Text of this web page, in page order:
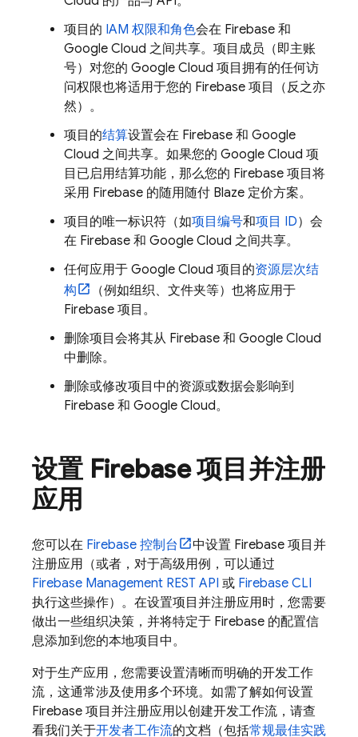
项目的 IAM 权限和角色会在 Firebase 和
Google Cloud 之间共享。项目成员（即主账
号）对您的 Google Cloud 项目拥有的任何访
问权限也将适用于您的 Firebase 项目（反之亦
然）。
项目的结算设置会在 Firebase 和 Google
Cloud 之间共享。如果您的 Google Cloud 项
目已启用结算功能，那么您的 Firebase 项目将
采用 Firebase 的随用随付 Blaze 定价方案。
项目的唯一标识符（如项目编号和项目 ID）会
在 Firebase 和 Google Cloud 之间共享。
任何应用于 Google Cloud 项目的资源层次结
构
（例如组织、文件夹等）也将应用于
Firebase 项目。
删除项目会将其从 Firebase 和 Google Cloud
中删除。
删除或修改项目中的资源或数据会影响到
Firebase 和 Google Cloud。
设置 Firebase 项目并注册
应用
您可以在 Firebase 控制台
中设置 Firebase 项目并
注册应用（或者，对于高级用例，可以通过
Firebase Management REST API 或 Firebase CLI
执行这些操作）。在设置项目并注册应用时，您需要
做出一些组织决策，并将特定于 Firebase 的配置信
息添加到您的本地项目中。
对于生产应用，您需要设置清晰而明确的开发工作
流，这通常涉及使用多个环境。如需了解如何设置
Firebase 项目并注册应用以创建开发工作流，请查
看我们关于开发者工作流的文档（包括常规最佳实践